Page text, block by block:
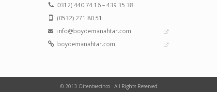
0312) 440 74 16 – 439 35 38
(0532) 271 80 51
info@boydemanahtar.com
boydemanahtar.com
© 2013 Oitentaecinco - All Rights Reserved